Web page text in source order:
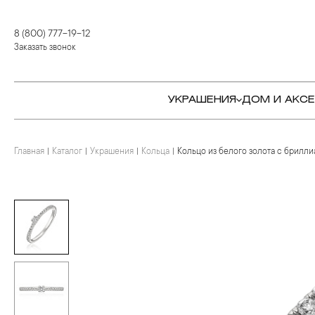
8 (800) 777-19-12
Заказать звонок
УКРАШЕНИЯ
КОЛЬЦА
ПОДВЕСКИ И КРЕСТЫ
ЦЕПИ
ДОМ И
СТОЛОВЫЕ ПРИБОРЫ
ДЛЯ ЧАЯ
ДЕТЯМ
КОЛЬЦА
БРАСЛЕТЫ
КАМНЕРЕЗНОЕ
Главная Каталог Украшения Кольца Кольцо из белого золота с